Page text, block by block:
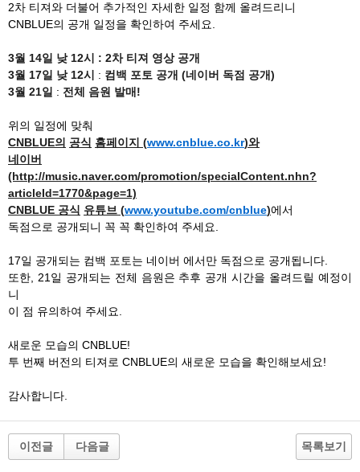
2차 티져와 더불어 추가적인 자세한 일정 함께 올려드리니
CNBLUE의 공개 일정을 확인하여 주세요.
3월 14일 낮12시 : 2차 티져 영상 공개
3월 17일 낮12시 : 컴백 포토 공개 (네이버 독점 공개)
3월 21일 : 전체 음원 발매 !
위의 일정에 맞춰
CNBLUE의 공식 홈페이지 (www.cnblue.co.kr)와
네이버
(http://music.naver.com/promotion/specialContent.nhn?
articleId=1770&page=1)
CNBLUE 공식 유튜브 (www.youtube.com/cnblue)에서
독점으로 공개되니 꼭 꼭 확인하여 주세요.
17일 공개되는 컴백 포토는 네이버 에서만 독점으로 공개됩니다.
또한, 21일 공개되는 전체 음원은 추후 공개 시간을 올려드릴 예정이
니
이 점 유의하여 주세요.
새로운 모습의 CNBLUE!
투 번째 버전의 티져로 CNBLUE의 새로운 모습을 확인해보세요!
감사합니다.
이전글 다음글 목록보기